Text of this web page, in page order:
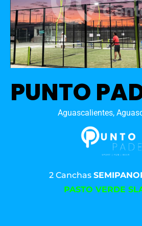
PUNTO
Aguascalientes,
2 Canchas
PASTO VERDE